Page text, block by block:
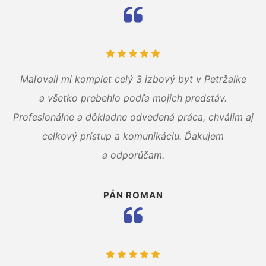
Maľovali mi komplet celý 3 izbový byt v Petržalke
a všetko prebehlo podľa mojich predstáv.
Profesionálne a dôkladne odvedená práca, chválim aj
celkový prístup a komunikáciu. Ďakujem
a odporúčam.
PÁN ROMAN